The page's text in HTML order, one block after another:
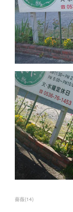
薔薇(14)